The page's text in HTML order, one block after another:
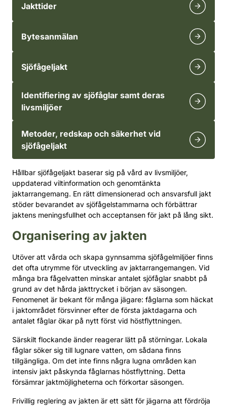
Jakttider
Bytesanmälan
Sjöfågeljakt
Identifiering av sjöfåglar samt deras
livsmiljöer
Metoder, redskap och säkerhet vid
sjöfågeljakt
Hållbar sjöfågeljakt baserar sig på vård av livsmiljöer,
uppdaterad viltinformation och genomtänkta
jaktarrangemang. En rätt dimensionerad och ansvarsfull jakt
stöder bevarandet av sjöfågelstammarna och förbättrar
jaktens meningsfullhet och acceptansen för jakt på lång sikt.
Organisering av jakten
Utöver att vårda och skapa gynnsamma sjöfågelmiljöer finns
det ofta utrymme för utveckling av jaktarrangemangen. Vid
många bra fågelvatten minskar antalet sjöfåglar snabbt på
grund av det hårda jakttrycket i början av säsongen.
Fenomenet är bekant för många jägare: fåglarna som häckat
i jaktområdet försvinner efter de första jaktdagarna och
antalet fåglar ökar på nytt först vid höstflyttningen.
Särskilt flockande änder reagerar lätt på störningar. Lokala
fåglar söker sig till lugnare vatten, om sådana finns
tillgängliga. Om det inte finns några lugna områden kan
intensiv jakt påskynda fåglarnas höstflyttning. Detta
försämrar jaktmöjligheterna och förkortar säsongen.
Frivillig reglering av jakten är ett sätt för jägarna att fördröja